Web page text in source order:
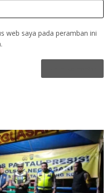
web saya pada peramban ini